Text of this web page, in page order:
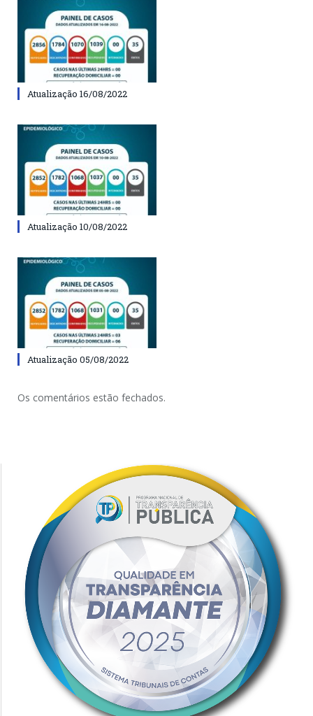
Atualização 16/08/2022
Atualização 10/08/2022
Atualização 05/08/2022
Os comentários estão fechados.